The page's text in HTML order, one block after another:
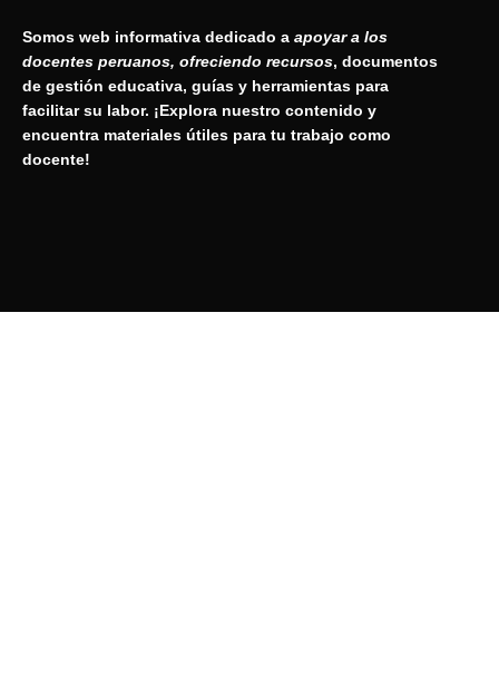
Somos web informativa dedicado a apoyar a los
docentes peruanos, ofreciendo recursos, documentos
de gestión educativa, guías y herramientas para
facilitar su labor. ¡Explora nuestro contenido y
encuentra materiales útiles para tu trabajo como
docente!